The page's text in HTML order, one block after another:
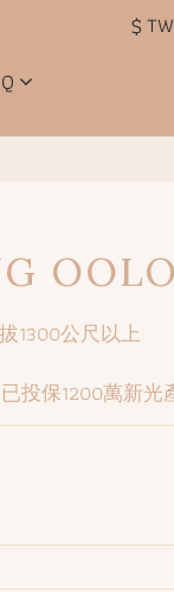
$
1300公尺以上
投保1200萬新光